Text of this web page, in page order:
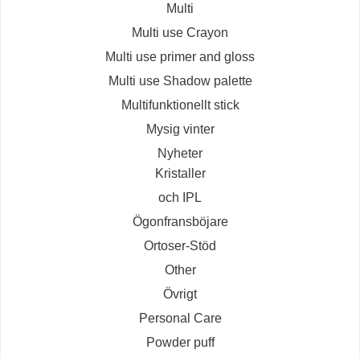
Multi
Multi use Crayon
Multi use primer and gloss
Multi use Shadow palette
Multifunktionellt stick
Mysig vinter
Nyheter
Kristaller
och IPL
Ögonfransböjare
Ortoser-Stöd
Other
Övrigt
Personal Care
Powder puff